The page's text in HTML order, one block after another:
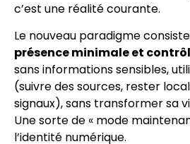
c’est une réalité courante.
Le nouveau paradigme
présence minimale et
sans informations sensibles,
(suivre des sources, rester
signaux), sans transformer sa
Une sorte de « mode
l’identité numérique.